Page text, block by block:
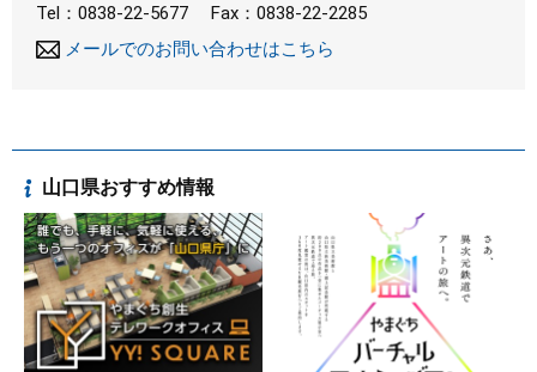
Tel：0838-22-5677
Fax：0838-22-2285
メールでのお問い合わせはこちら
山口県おすすめ情報